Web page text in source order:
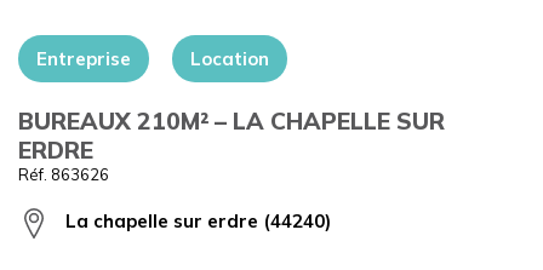
Entreprise Location
BUREAUX 210M² – LA CHAPELLE SUR
ERDRE
Réf. 863626
La chapelle sur erdre (44240)